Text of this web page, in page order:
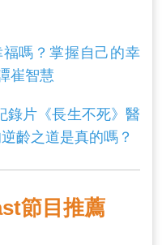
福嗎？掌握自己的幸
崔智慧
錄片《長生不死》醫
齡之道是真的嗎？
節目推薦